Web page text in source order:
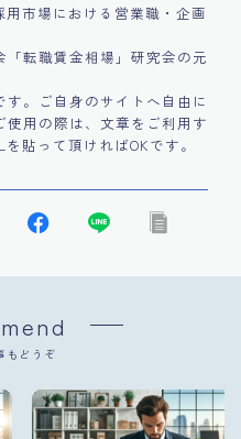
用市場における営業職・企画
転職賃金相場」研究会の元
。ご自身のサイトへ自由に
用の際は、文章をご利用す
貼って頂ければOKです。
もどうぞ